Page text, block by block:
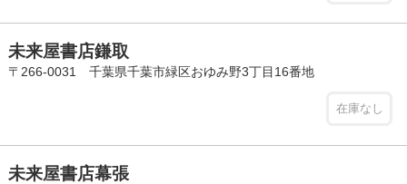
未来屋書店鎌取
〒266-0031 千葉県千葉市緑区おゆみ野3丁目16番地
在庫なし
未来屋書店幕張